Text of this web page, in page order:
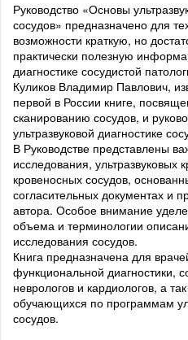
Руководство «Основы
сосудов» предназначено для
возможности краткую, но
практически полезную
диагностике сосудистой
Куликов Владимир Павлович,
первой в России книге,
сканированию сосудов, и
ультразвуковой диагностике
В Руководстве представлены
исследования, ультразвуковых
кровеносных сосудов,
согласительных документах и
автора. Особое внимание
объема и терминологии
исследования сосудов.
Книга предназначена для
функциональной диагностики,
неврологов и кардиологов, а
обучающихся по программам
сосудов.